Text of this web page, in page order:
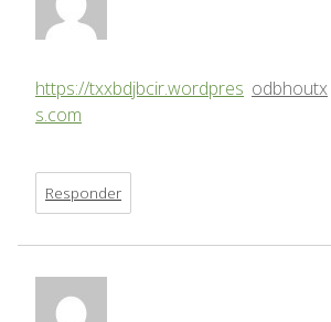
odbhoutx
https://txxbdjbcir.wordpres
s.com
Responder